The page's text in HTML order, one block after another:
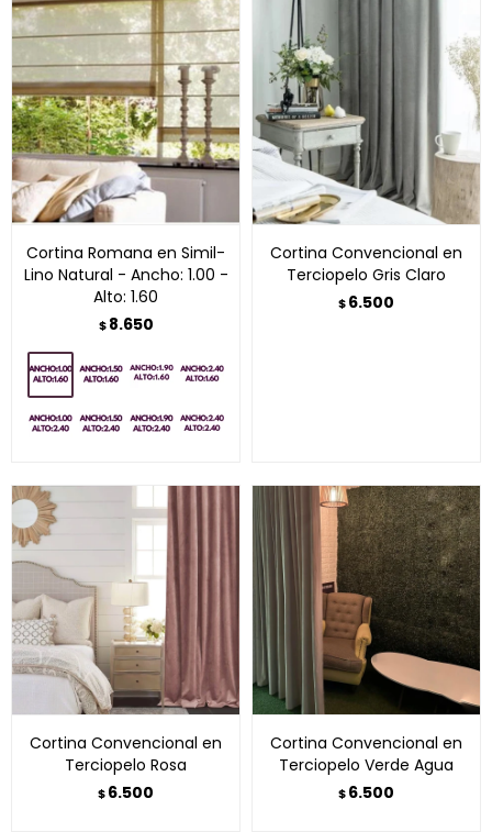
Cortina Romana en Simil-
Lino Natural - Ancho: 1.00 -
Alto: 1.60
$ 8.650
Cortina Convencional en
Terciopelo Gris Claro
$6.500
Cortina Convencional en
Terciopelo Rosa
$6.500
Cortina Convencional en
Terciopelo Verde Agua
$6.500